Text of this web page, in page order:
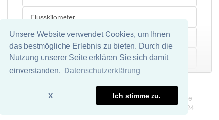
Unsere Website verwendet Cookies, um Ihnen
das bestmögliche Erlebnis zu bieten. Durch die
Nutzung unserer Seite erklären Sie sich damit
einverstanden.
Datenschutzerklärung
X Ich stimme zu.
Flusskilometer
Achskilometer
Flugkilometer
Leerkilometer
Mehr
Datenschutz
Wir übernehmen keine Garantie und keine Haftung für die
Richtigkeit und Vollständigkeit dieser Seite. DDDEasy 2024